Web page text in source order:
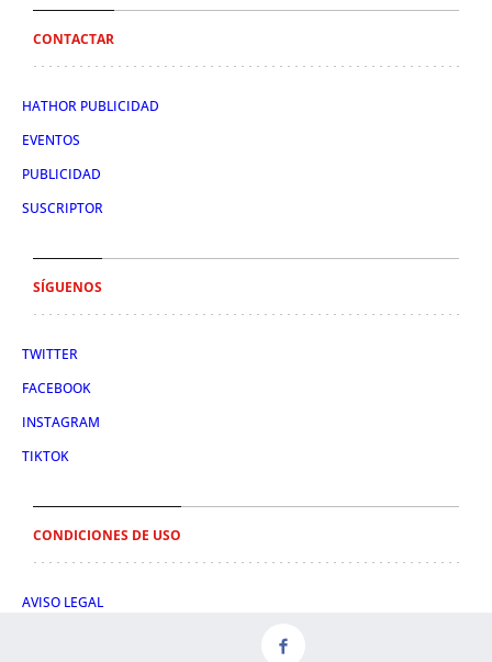
CONTACTAR
HATHOR PUBLICIDAD
EVENTOS
PUBLICIDAD
SUSCRIPTOR
SÍGUENOS
TWITTER
FACEBOOK
INSTAGRAM
TIKTOK
CONDICIONES DE USO
AVISO LEGAL